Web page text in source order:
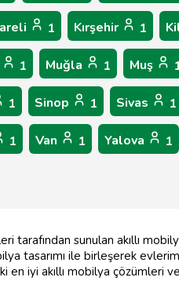
1 Kırşehir 1
1 Muğla 1 Muş
1 Sinop 1 Sivas 1
1 Van 1 Yalova 1
tarafından sunulan akıllı
tasarımı ile birleşerek
en iyi akıllı mobilya